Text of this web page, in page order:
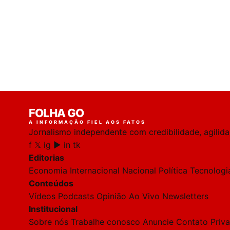
FOLHA GO
A INFORMAÇÃO FIEL AOS FATOS
Jornalismo independente com credibilidade,
f 𝕏 ig ▶ in tk
Editorias
Economia Internacional Nacional Política
Conteúdos
Vídeos Podcasts Opinião Ao Vivo Newsletters
Institucional
Sobre nós Trabalhe conosco Anuncie Contato